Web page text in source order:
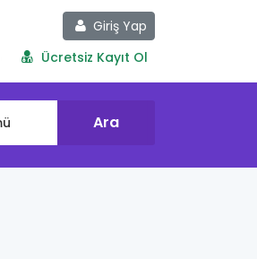
Giriş Yap
Ücretsiz Kayıt Ol